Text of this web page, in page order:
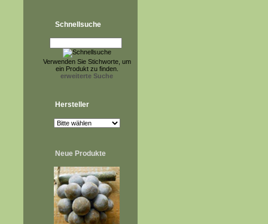
Schnellsuche
Verwenden Sie Stichworte, um
ein Produkt zu finden.
erweiterte Suche
Hersteller
Neue Produkte